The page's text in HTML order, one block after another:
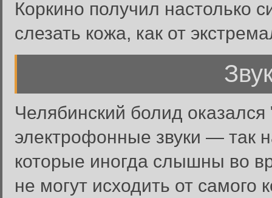
Коркино получил настолько
слезать кожа, как от
Челябинский болид
электрофонные звуки — так
которые иногда слышны во
не могут исходить от самого